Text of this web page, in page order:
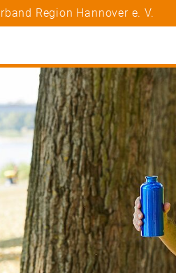
Region Hannover e. V.